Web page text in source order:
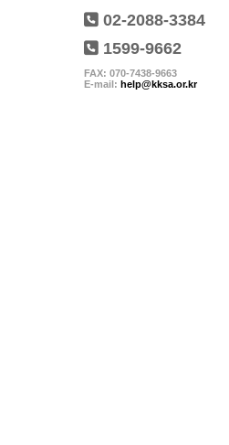
02-2088-3384
1599-9662
FAX: 070-7438-9663
E-mail: help@kksa.or.kr